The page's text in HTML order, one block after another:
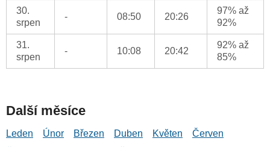
30.
srpen
- 08:50 20:26
97% až
92%
31.
srpen
- 10:08 20:42
92% až
85%
Další měsíce
Leden Únor Březen Duben Květen
Červen